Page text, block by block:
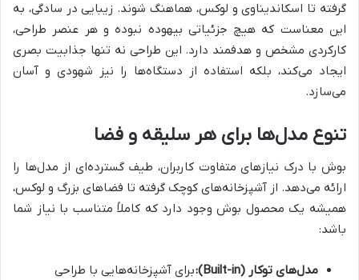
گرفته تا اسکاندیناوی و لوکس، هماهنگ شوند. زیبایی در سادگی، به
این معناست که هیچ جزئیاتی بیهوده نبوده و هر عنصر طراحی،
کارکردی مشخص و هدفمند دارد. این طراحی نه تنها جذابیت بصری
ایجاد می‌کند، بلکه استفاده از دستگاه‌ها را نیز شهودی و آسان
می‌سازد.
تنوع مدل‌ها برای هر سلیقه و فضا
بوش با درک نیازهای متفاوت کاربران، طیف گسترده‌ای از مدل‌ها را
ارائه می‌دهد. از آشپزخانه‌های کوچک گرفته تا فضاهای بزرگ و لوکس،
همیشه یک محصول بوش وجود دارد که کاملاً متناسب با نیاز شما
باشد:
مدل‌های توکار (Built-in):
برای آشپزخانه‌هایی با طراحی